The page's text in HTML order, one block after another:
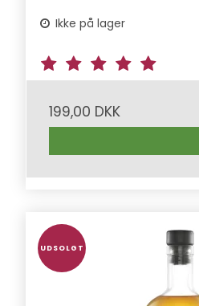
Ikke på lager
199,00 DKK
UDSOLGT